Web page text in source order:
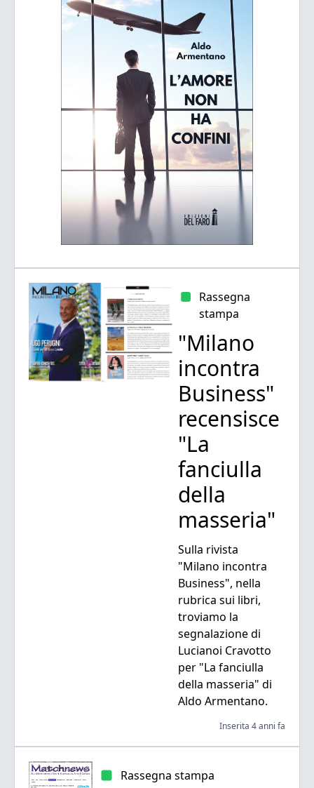
Rassegna
stampa
"Milano
incontra
Business"
recensisce
"La
fanciulla
della
masseria"
Sulla rivista
"Milano incontra
Business", nella
rubrica sui libri,
troviamo la
segnalazione di
Lucianoi Cravotto
per "La fanciulla
della masseria" di
Aldo Armentano.
Inserita 4 anni fa
Rassegna stampa